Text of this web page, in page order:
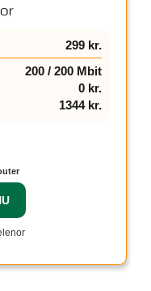
299 kr.
200 / 200 Mbit
0 kr.
1344 kr.